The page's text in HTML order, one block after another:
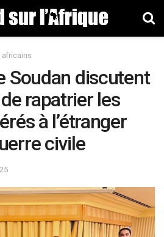
africains
Soudan discutent
rapatrier les
à l’étranger
civile